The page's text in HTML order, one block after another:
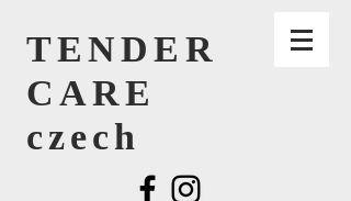
TENDER
CARE
czech